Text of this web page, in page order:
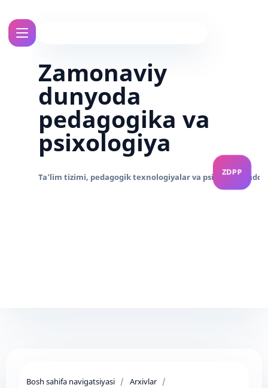
Zamonaviy
dunyoda
pedagogika va
psixologiya
Bosh sahifa navigatsiyasi / Arxivlar /